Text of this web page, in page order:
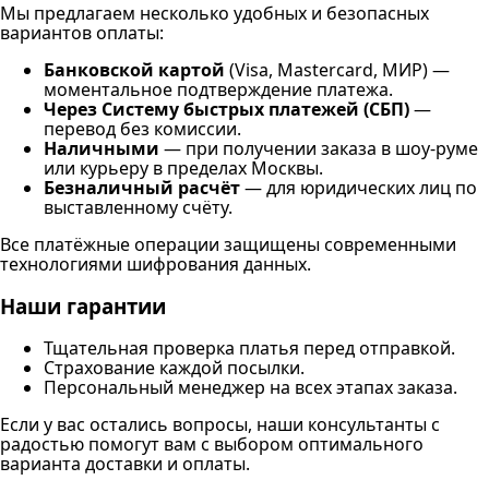
Мы предлагаем несколько удобных и безопасных
вариантов оплаты:
Банковской картой (Visa, Mastercard, МИР) —
моментальное подтверждение платежа.
Через Систему быстрых платежей (СБП)—
перевод без комиссии.
Наличными — при получении заказа в шоу-руме
или курьеру в пределах Москвы.
Безналичный расчёт— для юридических лиц по
выставленному счёту.
Все платёжные операции защищены современными
технологиями шифрования данных.
Наши гарантии
Тщательная проверка платья перед отправкой.
Страхование каждой посылки.
Персональный менеджер на всех этапах заказа.
Если у вас остались вопросы, наши консультанты с
радостью помогут вам с выбором оптимального
варианта доставки и оплаты.